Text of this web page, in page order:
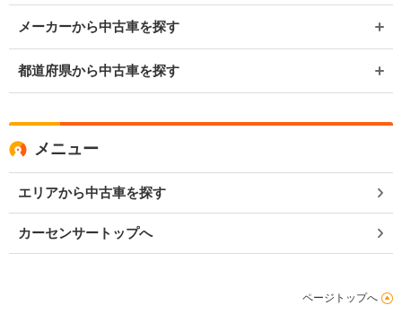
メーカーから中古車を探す
都道府県から中古車を探す
メニュー
エリアから中古車を探す
カーセンサートップへ
ページトップへ